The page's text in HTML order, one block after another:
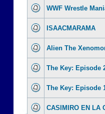
WWF Wrestle
ISAACMARAMA
Alien The
The Key: Episode
The Key: Episode
CASIMIRO EN LA